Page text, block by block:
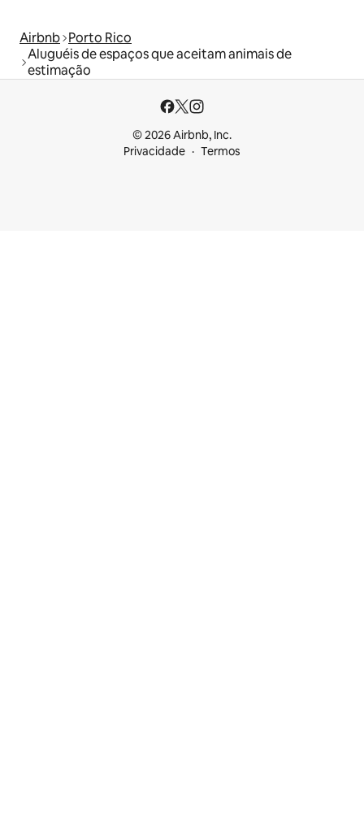
Airbnb Porto Rico
Aluguéis de espaços que aceitam animais de
estimação
© 2026 Airbnb, Inc.
Privacidade
Termos